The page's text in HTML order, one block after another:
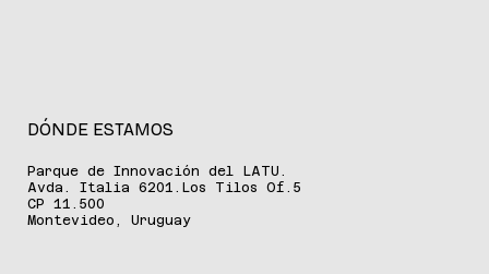
DÓNDE ESTAMOS
Parque de Innovación del LATU.
Avda. Italia 6201.Los Tilos Of.5
CP 11.500
Montevideo, Uruguay